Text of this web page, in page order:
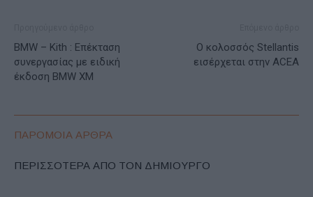
BMW – Kith : Επέκταση
συνεργασίας με ειδική
έκδοση BMW XM
Ο κολοσσός Stellantis
εισέρχεται στην ACEA
ΠΑΡΟΜΟΙΑ ΑΡΘΡΑ
ΠΕΡΙΣΣΟΤΕΡΑ ΑΠΟ ΤΟΝ ΔΗΜΙΟΥΡΓΟ